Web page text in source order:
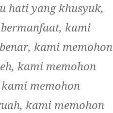
hati yang khusyuk,
kami
kami memohon
kami memohon
memohon
kami memohon